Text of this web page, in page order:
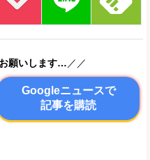
願いします… ／／
Googleニュースで
記事を購読